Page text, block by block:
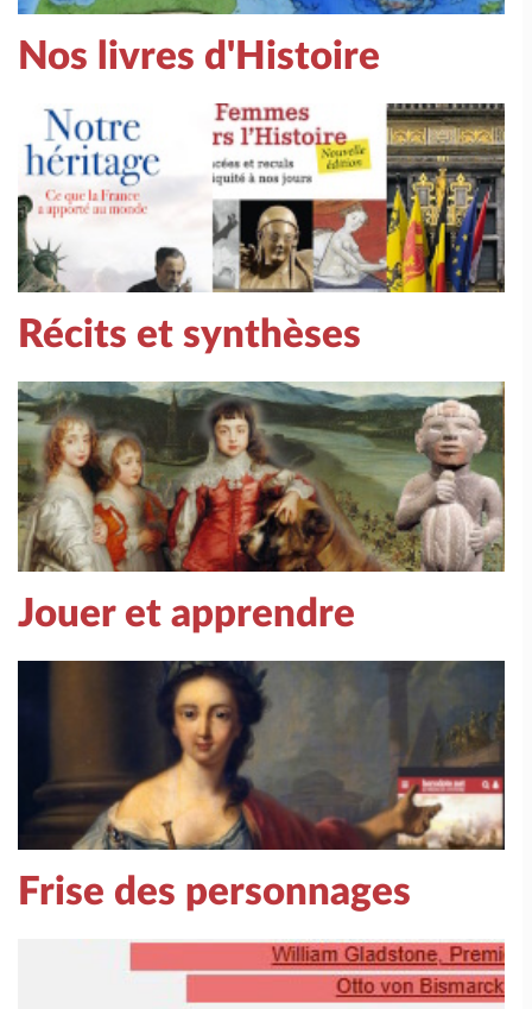
Nos livres d'Histoire
Récits et synthèses
Jouer et apprendre
Frise des personnages